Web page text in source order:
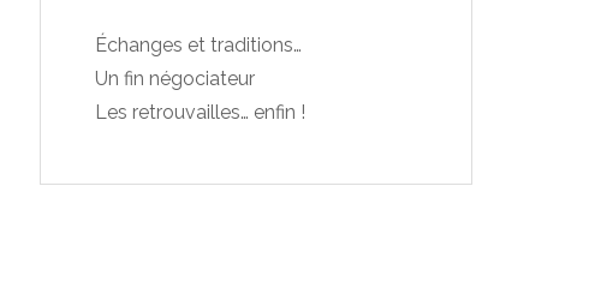
Échanges et traditions…
Un fin négociateur
Les retrouvailles… enfin !